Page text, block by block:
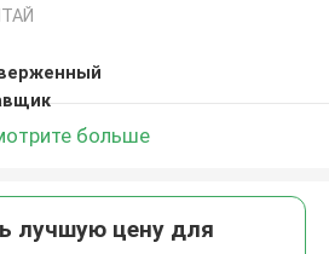
больше
лучшую цену для